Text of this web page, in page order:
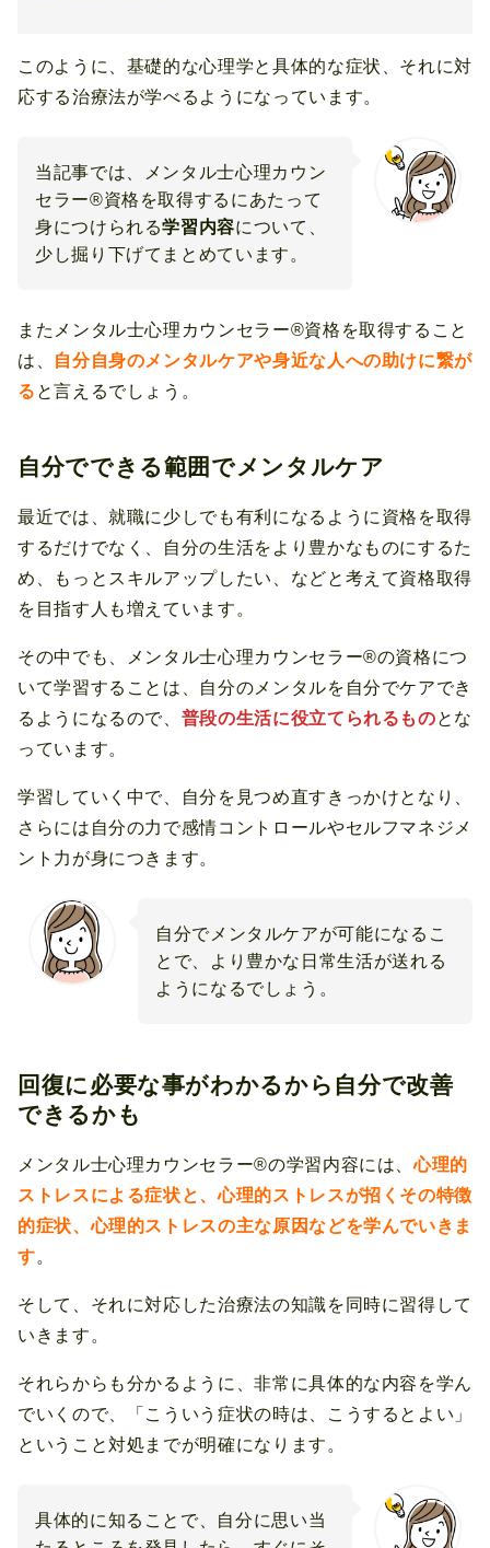
このように、基礎的な心理学と具体的な症状、それに対
応する治療法が学べるようになっています。
当記事では、メンタル士心理カウン
セラー®資格を取得するにあたって
身につけられる学習内容について、
少し掘り下げてまとめています。
またメンタル士心理カウンセラー®資格を取得すること
は、
自分自身のメンタルケアや身近な人への助けに繋が
る と言えるでしょう。
自分でできる範囲でメンタルケア
最近では、就職に少しでも有利になるように資格を取得
するだけでなく、自分の生活をより豊かなものにするた
め、もっとスキルアップしたい、などと考えて資格取得
を目指す人も増えています。
その中でも、メンタル士心理カウンセラー®の資格につ
いて学習することは、自分のメンタルを自分でケアでき
るようになるので、 普段の生活に役立てられるものとな
っています。
学習していく中で、自分を見つめ直すきっかけとなり、
さらには自分の力で感情コントロールやセルフマネジメ
ント力が身につきます。
自分でメンタルケアが可能になるこ
とで、より豊かな日常生活が送れる
ようになるでしょう。
回復に必要な事がわかるから自分で改善
できるかも
メンタル士心理カウンセラー®の学習内容には、心理的
ストレスによる症状と、心理的ストレスが招くその特徴
的症状、心理的ストレスの主な原因などを学んでいきま
す。
そして、それに対応した治療法の知識を同時に習得して
いきます。
それらからも分かるように、非常に具体的な内容を学ん
でいくので、「こういう症状の時は、こうするとよい」
ということ対処までが明確になります。
具体的に知ることで、自分に思い当